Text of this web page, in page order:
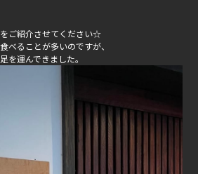
ご紹介させてください☆
べることが多いのですが、
を運んできました。